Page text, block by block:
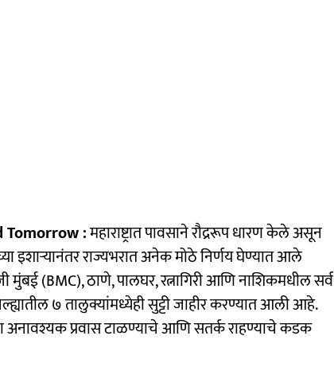
Tomorrow :महाराष्ट्रात पावसाने रौद्ररूप धारण केले असून
इशाऱ्यानंतर राज्यभरात अनेक मोठे निर्णय घेण्यात आले
मुंबई (BMC), ठाणे, पालघर, रत्नागिरी आणि नाशिकमधील सर्व
७ तालुक्यांमध्येही सुट्टी जाहीर करण्यात आली आहे.
अनावश्यक प्रवास टाळण्याचे आणि सतर्क राहण्याचे कडक